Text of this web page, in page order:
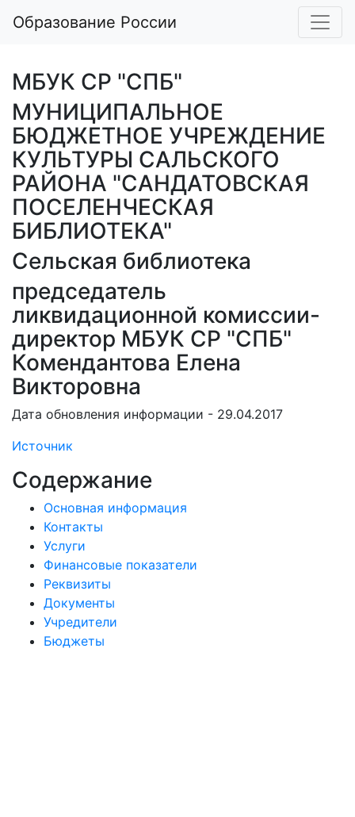
Образование России
МБУК СР "СПБ"
МУНИЦИПАЛЬНОЕ
БЮДЖЕТНОЕ УЧРЕЖДЕНИЕ
КУЛЬТУРЫ САЛЬСКОГО
РАЙОНА "САНДАТОВСКАЯ
ПОСЕЛЕНЧЕСКАЯ
БИБЛИОТЕКА"
Сельская библиотека
председатель
ликвидационной комиссии-
директор МБУК СР "СПБ"
Комендантова Елена
Викторовна
Дата обновления информации - 29.04.2017
Источник
Содержание
Основная информация
Контакты
Услуги
Финансовые показатели
Реквизиты
Документы
Учредители
Бюджеты